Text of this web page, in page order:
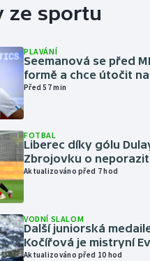
ze sportu
PLAVÁNÍ
Seemanová se před
formě a chce útočit
Před 57 min
FOTBAL
Liberec díky gólu
Zbrojovku o
Aktualizováno před 7 hod
VODNÍ SLALOM
Další juniorská
Kočířová je mistryní
Aktualizováno před 10 hod